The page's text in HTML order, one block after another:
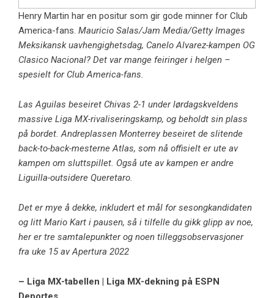
Henry Martin har en positur som gir gode minner for Club
America-fans. Mauricio Salas/Jam Media/Getty Images
Meksikansk uavhengighetsdag, Canelo Alvarez-kampen OG
Clasico Nacional? Det var mange feiringer i helgen –
spesielt for Club America-fans.
Las Aguilas beseiret Chivas 2-1 under lørdagskveldens
massive Liga MX-rivaliseringskamp, ​​og beholdt sin plass
på bordet. Andreplassen Monterrey beseiret de slitende
back-to-back-mesterne Atlas, som nå offisielt er ute av
kampen om sluttspillet. Også ute av kampen er andre
Liguilla-outsidere Queretaro.
Det er mye å dekke, inkludert et mål for sesongkandidaten
og litt Mario Kart i pausen, så i tilfelle du gikk glipp av noe,
her er tre samtalepunkter og noen tilleggsobservasjoner
fra uke 15 av Apertura 2022
– Liga MX-tabellen | Liga MX-dekning på ESPN